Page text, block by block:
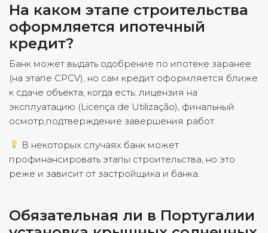
На каком этапе строительства
оформляется ипотечный
кредит?
Банк может выдать одобрение по ипотеке заранее
(на этапе CPCV), но сам кредит оформляется ближе
к сдаче объекта, когда есть: лицензия на
эксплуатацию (Licença de Utilização), финальный
осмотр,подтверждение завершения работ.
В некоторых случаях банк может
профинансировать этапы строительства, но это
реже и зависит от застройщика и банка.
Обязательная ли в Португалии